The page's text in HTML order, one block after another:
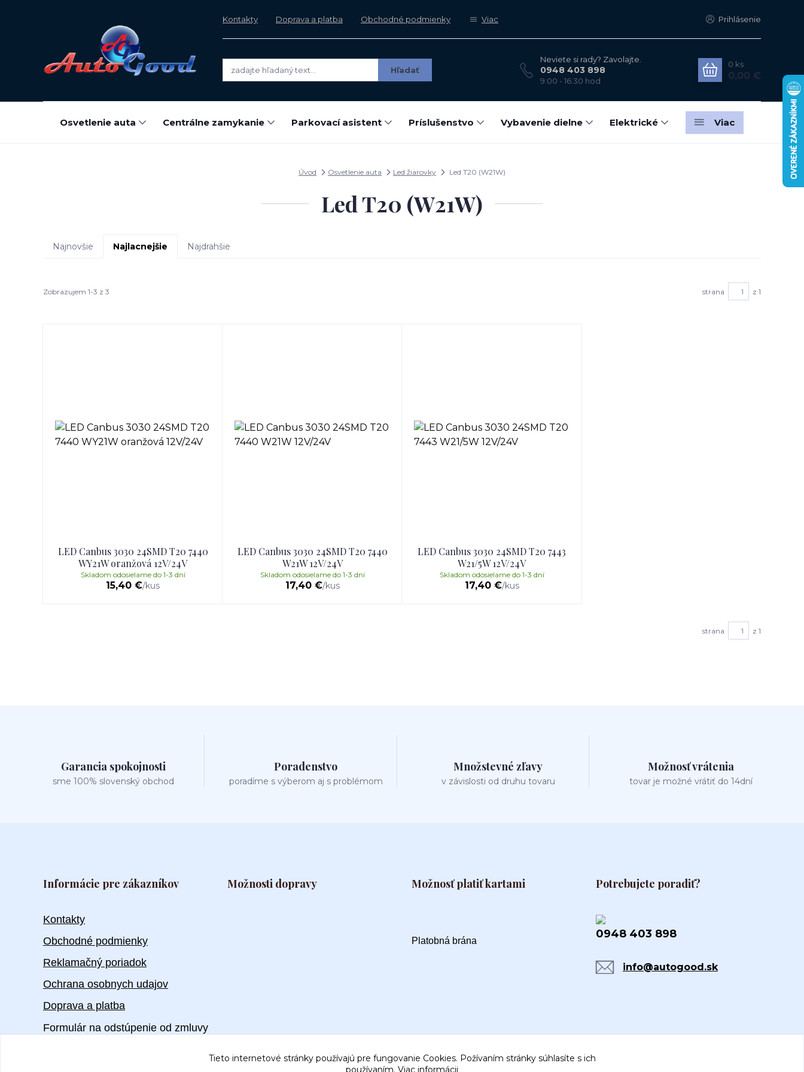
Kontakty Doprava a platba Obchodné podmienky Viac Prihlásenie
Hľadať
Neviete si rady? Zavolajte.
0948 403 898
9:00 - 16:30 hod
0 ks
0,00 €
Osvetlenie auta Centrálne zamykanie Parkovací asistent Príslušenstvo Vybavenie dielne Elektrické Viac
Úvod Osvetlenie auta Led žiarovky Led T20 (W21W)
Led T20 (W21W)
Najnovšie Najlacnejšie Najdrahšie
Zobrazujem 1-3 z 3 strana z 1
LED Canbus 3030 24SMD T20 7440
WY21W oranžová 12V/24V
15,40 €/kus
Skladom odosielame do 1-3 dní
LED Canbus 3030 24SMD T20 7440
W21W 12V/24V
17,40 €/kus
Skladom odosielame do 1-3 dní
LED Canbus 3030 24SMD T20 7443
W21/5W 12V/24V
17,40 €/kus
Skladom odosielame do 1-3 dní
strana z 1
Garancia spokojnosti
sme 100% slovenský obchod
Poradenstvo
poradíme s výberom aj s problémom
Množstevné zľavy
v závislosti od druhu tovaru
Možnosť vrátenia
tovar je možné vrátiť do 14dní
Informácie pre zákazníkov
Kontakty
Obchodné podmienky
Reklamačný poriadok
Ochrana osobnych udajov
Doprava a platba
Formulár na odstúpenie od zmluvy
Možnosti dopravy Možnosť platiť kartami
Platobná brána
Potrebujete poradiť?
0948 403 898
info@autogood.sk
Tieto internetové stránky používajú pre fungovanie Cookies. Požívaním stránky súhlasíte s ich
používaním. Viac informácii